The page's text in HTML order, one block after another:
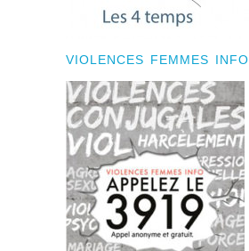
VIOLENCES FEMMES INFO